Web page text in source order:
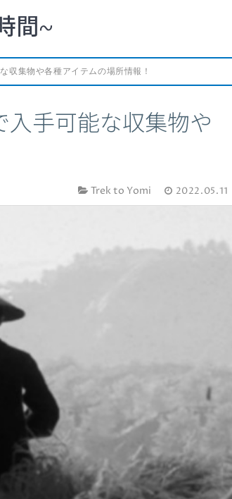
間~
収集物や各種アイテムの場所情報！
入手可能な収集物や
Trek to Yomi 2022.05.11